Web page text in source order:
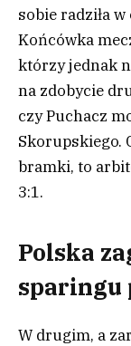
sobie radziła
Końcówka
którzy jednak
na zdobycie
czy Puchacz
Skorupskiego.
bramki, to
3:1.
Polska
sparingu
W drugim, a